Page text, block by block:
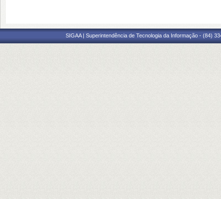
SIGAA | Superintendência de Tecnologia da Informação - (84)